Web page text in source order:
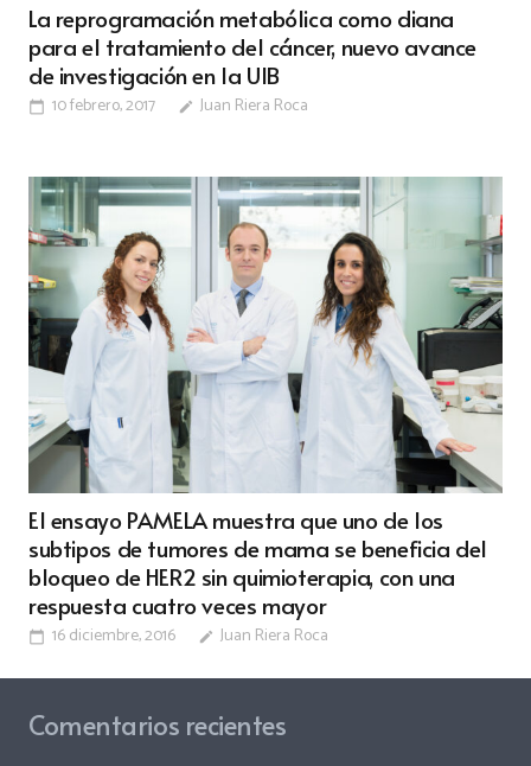
La reprogramación metabólica como diana
para el tratamiento del cáncer, nuevo avance
de investigación en la UIB
calendar_today 10 febrero, 2017 edit Juan Riera Roca
El ensayo PAMELA muestra que uno de los
subtipos de tumores de mama se beneficia del
bloqueo de HER2 sin quimioterapia, con una
respuesta cuatro veces mayor
calendar_today 16 diciembre, 2016 edit Juan Riera Roca
Comentarios recientes